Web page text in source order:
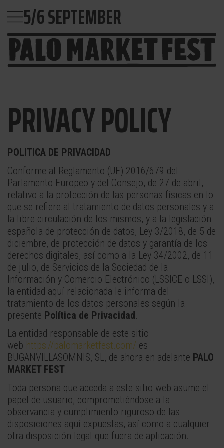
5/6 SEPTEMBER
PRIVACY POLICY
POLITICA DE PRIVACIDAD
Conforme al Reglamento (UE) 2016/679 del
Parlamento Europeo y del Consejo, de 27 de abril,
relativo a la protección de las personas físicas en lo
que se refiere al tratamiento de datos personales y a
la libre circulación de los mismos, y a la legislación
española de protección de datos, Ley 3/2018, de 5 de
diciembre, de protección de datos y garantía de los
derechos digitales, así como a la Ley 34/2002, de 11
de julio, de Servicios de la Sociedad de la
Información y Comercio Electrónico (LSSICE o LSSI),
la entidad aquí relacionada le informa del
tratamiento de los datos personales según la
presente Política de Privacidad.
La entidad responsable de este sitio
web https://palomarketfest.com/ es
BUGANVILLASOMNIS, SL, de ahora en adelante PALO
MARKET FEST.
Toda persona que acceda a este sitio web asume el
papel de usuario, comprometiéndose a la
observancia y cumplimiento riguroso de las
disposiciones aquí expuestas, así como a cualquier
otra disposición legal que fuera de aplicación.